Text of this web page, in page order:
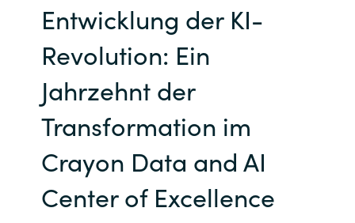
Global site
Africa
Australia
Austria
Bulgaria
Ressourcen
IT Campus - Customer Trainings
Über uns
Kontakt
Entwicklung der KI-
Revolution: Ein
Jahrzehnt der
Transformation im
Crayon Data and AI
Center of Excellence